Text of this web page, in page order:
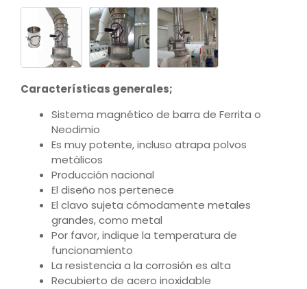
Características generales;
Sistema magnético de barra de Ferrita o
Neodimio
Es muy potente, incluso atrapa polvos
metálicos
Producción nacional
El diseño nos pertenece
El clavo sujeta cómodamente metales
grandes, como metal
Por favor, indique la temperatura de
funcionamiento
La resistencia a la corrosión es alta
Recubierto de acero inoxidable